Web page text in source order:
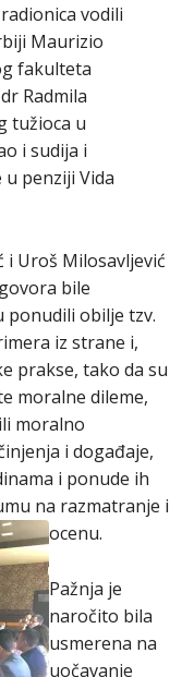
vodili
Maurizio
fakulteta
Radmila
tužioca u
i sudija i
penziji Vida
i Uroš Milosavljević
bile
ponudili obilje tzv.
iz strane i,
prakse, tako da su
moralne dileme,
moralno
i događaje,
i ponude ih
na razmatranje i
ocenu.
Pažnja je
naročito bila
usmerena na
uočavanje